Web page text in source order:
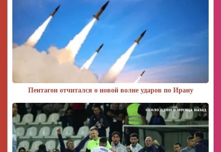
Пентагон отчитался о новой волне ударов по Ирану
около одного месяца назад